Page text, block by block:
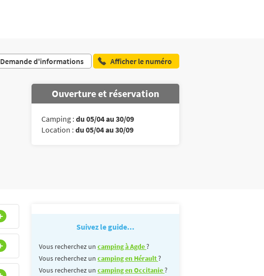
Demande d'informations Afficher le numéro
Ouverture et réservation
Camping : du 05/04 au 30/09
Location : du 05/04 au 30/09
Suivez le guide...
Vous recherchez un camping à Agde?
Vous recherchez un camping en Hérault?
Vous recherchez un camping en Occitanie?